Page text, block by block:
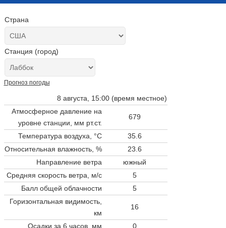
Страна
Станция (город)
Прогноз погоды
8 августа, 15:00 (время местное)
Атмосферное давление на
уровне станции, мм рт.ст.
679
Температура воздуха, °C
35.6
Относительная влажность, %
23.6
Направление ветра
южный
Средняя скорость ветра, м/с
5
Балл общей облачности
5
Горизонтальная видимость,
км
16
Осадки за 6 часов, мм 0